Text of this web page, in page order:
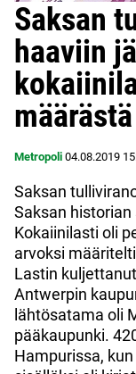
Saksan
haaviin
Metropoli 04.08.2019
Saksan
Saksan
Kokaiinilasti oli
arvoksi
Lastin
Antwerpin
lähtösatama oli
pääkaupunki.
Hampurissa,